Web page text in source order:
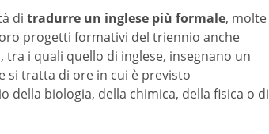
di tradurre un inglese più formale, molte
progetti formativi del triennio anche
i quali quello di inglese, insegnano un
si tratta di ore in cui è previsto
della biologia, della chimica, della fisica o di